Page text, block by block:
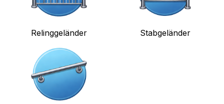
Relinggeländer Stabgeländer